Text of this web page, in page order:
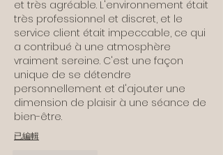
et très agréable. L'environnement était
très professionnel et discret, et le
service client était impeccable, ce qui
a contribué à une atmosphère
vraiment sereine. C'est une façon
unique de se détendre
personnellement et d'ajouter une
dimension de plaisir à une séance de
bien-être.
已編輯